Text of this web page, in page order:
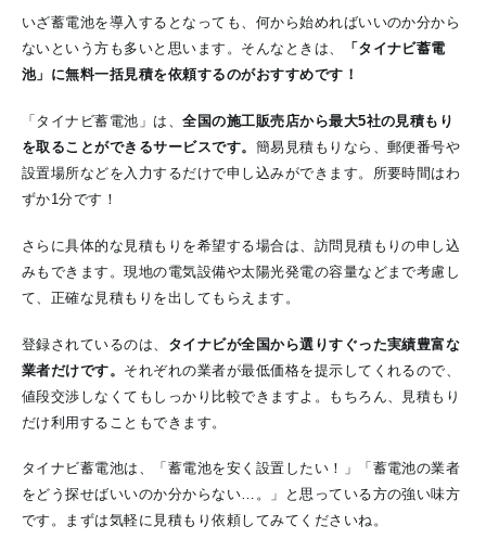
いざ蓄電池を導入するとなっても、何から始めればいいのか分から
ないという方も多いと思います。そんなときは、
「タイナビ蓄電
池」に無料一括見積を依頼するのがおすすめです！
「タイナビ蓄電池」は、全国の施工販売店から最大5社の見積もり
を取ることができるサービスです。 簡易見積もりなら、郵便番号や
設置場所などを入力するだけで申し込みができます。所要時間はわ
ずか1分です！
さらに具体的な見積もりを希望する場合は、訪問見積もりの申し込
みもできます。現地の電気設備や太陽光発電の容量などまで考慮し
て、正確な見積もりを出してもらえます。
登録されているのは、 タイナビが全国から選りすぐった実績豊富な
業者だけです。 それぞれの業者が最低価格を提示してくれるので、
値段交渉しなくてもしっかり比較できますよ。もちろん、見積もり
だけ利用することもできます。
タイナビ蓄電池は、「蓄電池を安く設置したい！」「蓄電池の業者
をどう探せばいいのか分からない…。」と思っている方の強い味方
です。まずは気軽に見積もり依頼してみてくださいね。